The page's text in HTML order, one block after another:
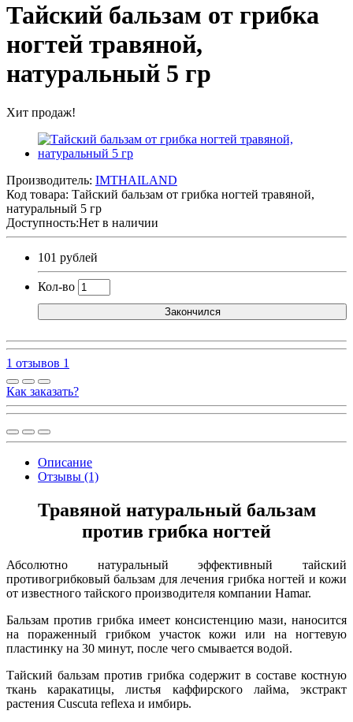
Тайский бальзам от грибка
ногтей травяной,
натуральный 5 гр
Хит продаж!
Производитель: IMTHAILAND
Код товара: Тайский бальзам от грибка ногтей травяной,
натуральный 5 гр
Доступность:Нет в наличии
101 рублей
Кол-во
Закончился
1 отзывов 1
Как заказать?
Описание
Отзывы (1)
Травяной натуральный бальзам
против грибка ногтей
Абсолютно натуральный эффективный тайский
противогрибковый бальзам для лечения грибка ногтей и кожи
от известного тайского производителя компании Hamar.
Бальзам против грибка имеет консистенцию мази, наносится
на пораженный грибком участок кожи или на ногтевую
пластинку на 30 минут, после чего смывается водой.
Тайский бальзам против грибка содержит в составе костную
ткань каракатицы, листья каффирского лайма, экстракт
растения Cuscuta reflexa и имбирь.